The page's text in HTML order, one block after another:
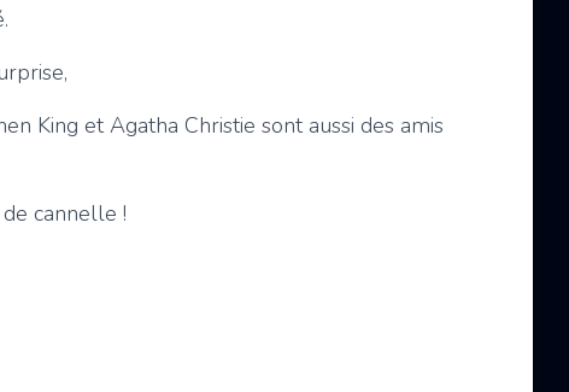
King et Agatha Christie sont aussi des amis
cannelle !